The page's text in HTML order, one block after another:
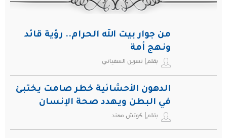
من جوار بيت الله الحرام.. رؤية قائد
ونهج أمة
بقلم| نسرين السفياني
الدهون الأحشائية خطر صامت يختبئ
في البطن ويهدد صحة الإنسان
بقلم| كوتش مهند